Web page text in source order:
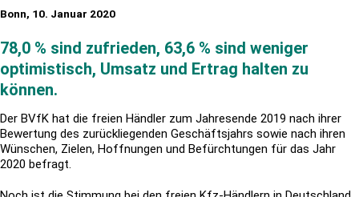
Bonn, 10. Januar 2020
78,0 % sind zufrieden, 63,6 % sind weniger
optimistisch, Umsatz und Ertrag halten zu
können.
Der BVfK hat die freien Händler zum Jahresende 2019 nach ihrer
Bewertung des zurückliegenden Geschäftsjahrs sowie nach ihren
Wünschen, Zielen, Hoffnungen und Befürchtungen für das Jahr
2020 befragt.